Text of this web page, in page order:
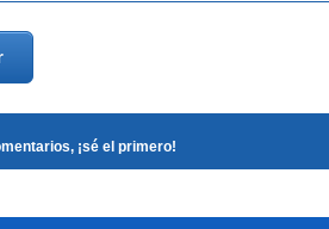
¡sé el primero!